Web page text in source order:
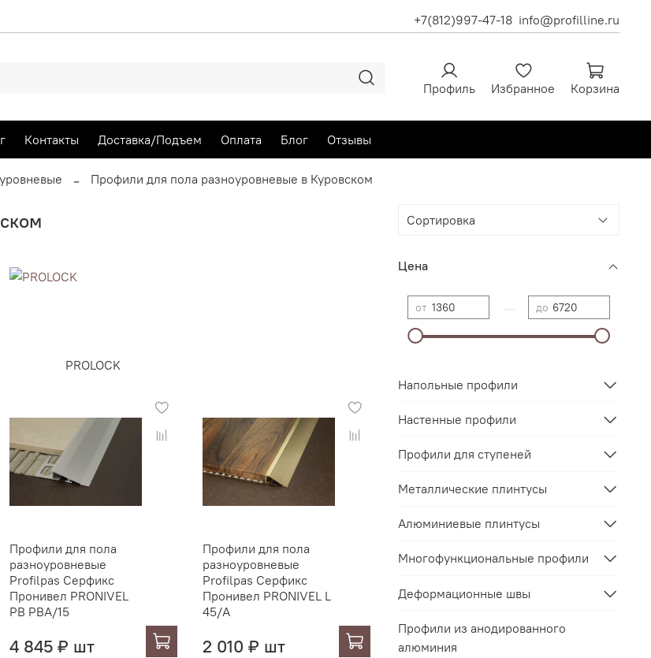
+7(812)997-47-18 info@profilline.ru
Профиль Избранное Корзина
Контакты Доставка/Подъем Оплата Блог Отзывы
Профили для пола разноуровневые в Куровском
PROLOCK
Профили для пола
разноуровневые
Profilpas Серфикс
Пронивел PRONIVEL
PB PBA/15
4 845 ₽ шт
Профили для пола
разноуровневые
Profilpas Серфикс
Пронивел PRONIVEL L
45/A
2 010 ₽ шт
Цена
от до
Напольные профили
Настенные профили
Профили для ступеней
Металлические плинтусы
Алюминиевые плинтусы
Многофункциональные профили
Деформационные швы
Профили из анодированного
алюминия